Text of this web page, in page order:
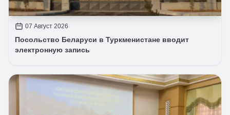
07 Август 2026
Посольство Беларуси в Туркменистане вводит
электронную запись